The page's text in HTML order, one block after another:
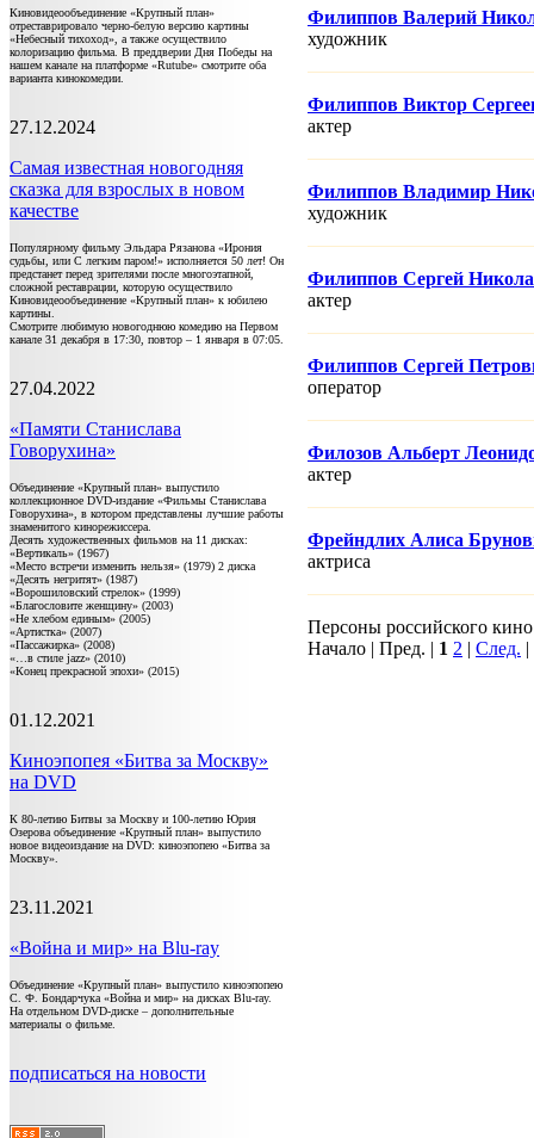
Киновидеообъединение «Крупный план»
отреставрировало черно-белую версию картины
«Небесный тихоход», а также осуществило
колоризацию фильма. В преддверии Дня Победы на
нашем канале на платформе «Rutube» смотрите оба
варианта кинокомедии.
27.12.2024
Самая известная новогодняя
сказка для взрослых в новом
качестве
Популярному фильму Эльдара Рязанова «Ирония
судьбы, или С легким паром!» исполняется 50 лет! Он
предстанет перед зрителями после многоэтапной,
сложной реставрации, которую осуществило
Киновидеообъединение «Крупный план» к юбилею
картины.
Смотрите любимую новогоднюю комедию на Первом
канале 31 декабря в 17:30, повтор – 1 января в 07:05.
27.04.2022
«Памяти Станислава
Говорухина»
Объединение «Крупный план» выпустило
коллекционное DVD-издание «Фильмы Станислава
Говорухина», в котором представлены лучшие работы
знаменитого кинорежиссера.
Десять художественных фильмов на 11 дисках:
«Вертикаль» (1967)
«Место встречи изменить нельзя» (1979) 2 диска
«Десять негритят» (1987)
«Ворошиловский стрелок» (1999)
«Благословите женщину» (2003)
«Не хлебом единым» (2005)
«Артистка» (2007)
«Пассажирка» (2008)
«…в стиле jazz» (2010)
«Конец прекрасной эпохи» (2015)
01.12.2021
Киноэпопея «Битва за Москву»
на DVD
К 80-летию Битвы за Москву и 100-летию Юрия
Озерова объединение «Крупный план» выпустило
новое видеоиздание на DVD: киноэпопею «Битва за
Москву».
23.11.2021
«Война и мир» на Blu-ray
Объединение «Крупный план» выпустило киноэпопею
С. Ф. Бондарчука «Война и мир» на дисках Blu-ray.
На отдельном DVD-диске – дополнительные
материалы о фильме.
подписаться на новости
Филиппов Валерий
художник
Филиппов Виктор
актер
Филиппов Владимир
художник
Филиппов Сергей
актер
Филиппов Сергей
оператор
Филозов Альберт
актер
Фрейндлих Алиса
актриса
Персоны российского
Начало | Пред. | 1 2 | След. |